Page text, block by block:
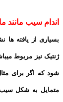
اندام سیب مانند
بسیاری از یافته
ژنتیک نیز مربوط
شود که اگر برای
متمایل به شکل